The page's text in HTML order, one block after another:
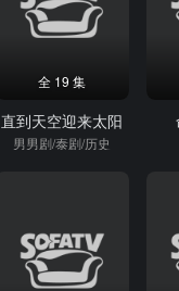
全 19 集
直到天空迎来太阳
男男剧/泰剧/历史